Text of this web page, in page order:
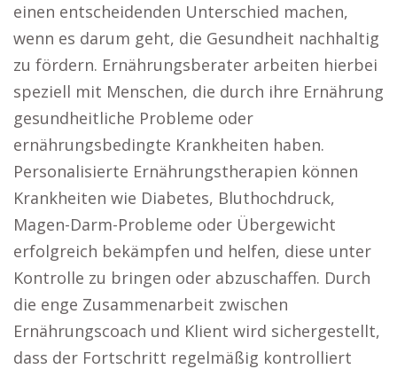
einen entscheidenden Unterschied machen,
wenn es darum geht, die Gesundheit nachhaltig
zu fördern. Ernährungsberater arbeiten hierbei
speziell mit Menschen, die durch ihre Ernährung
gesundheitliche Probleme oder
ernährungsbedingte Krankheiten haben.
Personalisierte Ernährungstherapien können
Krankheiten wie Diabetes, Bluthochdruck,
Magen-Darm-Probleme oder Übergewicht
erfolgreich bekämpfen und helfen, diese unter
Kontrolle zu bringen oder abzuschaffen. Durch
die enge Zusammenarbeit zwischen
Ernährungscoach und Klient wird sichergestellt,
dass der Fortschritt regelmäßig kontrolliert